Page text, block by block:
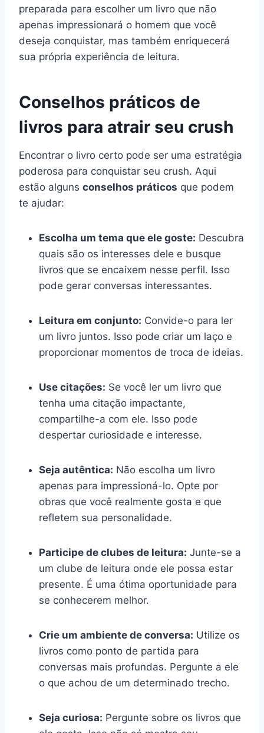
preparada para escolher um livro que não
apenas impressionará o homem que você
deseja conquistar, mas também enriquecerá
sua própria experiência de leitura.
Conselhos práticos de
livros para atrair seu crush
Encontrar o livro certo pode ser uma estratégia
poderosa para conquistar seu crush. Aqui
estão alguns conselhos práticos que podem
te ajudar:
Escolha um tema que ele goste: Descubra
quais são os interesses dele e busque
livros que se encaixem nesse perfil. Isso
pode gerar conversas interessantes.
Leitura em conjunto: Convide-o para ler
um livro juntos. Isso pode criar um laço e
proporcionar momentos de troca de ideias.
Use citações: Se você ler um livro que
tenha uma citação impactante,
compartilhe-a com ele. Isso pode
despertar curiosidade e interesse.
Seja autêntica: Não escolha um livro
apenas para impressioná-lo. Opte por
obras que você realmente gosta e que
refletem sua personalidade.
Participe de clubes de leitura: Junte-se a
um clube de leitura onde ele possa estar
presente. É uma ótima oportunidade para
se conhecerem melhor.
Crie um ambiente de conversa: Utilize os
livros como ponto de partida para
conversas mais profundas. Pergunte a ele
o que achou de um determinado trecho.
Seja curiosa: Pergunte sobre os livros que